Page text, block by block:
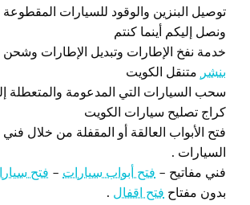
توصيل البنزين والوقود للسيارات
ونصل إليكم أينما كنتم
خدمة نفخ الإطارات وتبديل الإطارات وشحن
بنشر
متنقل الكويت
سحب السيارات التي المدعومة والمتعطلة
كراج تصليح سيارات الكويت
فتح الأبواب العالقة أو المقفلة من خلال
السيارات .
فني مفاتيح – فتح أبواب سيارات – فتح
بدون مفتاح فتح اقفال .